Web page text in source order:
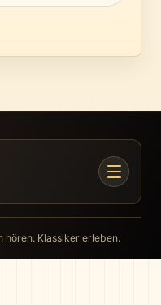
hören. Klassiker erleben.